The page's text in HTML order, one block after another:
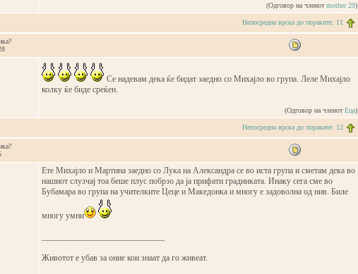
(Одговор на членотmother 29)
Непосредна врска до пораките: 11
Се надевам дека ќе бидат заедно со Михајло во група. Леле Михајло
колку ќе биде среќен.
(Одговор на членотЕца)
Непосредна врска до пораките: 12
Ете Михајло и Мартина заедно со Лука на Александра се во иста група и сметам дека во
нашиот слузчај тоа беше плус побрзо да ја прифати градинката. Инаку сега сме во
Бубамара во група на учителките Цеце и Македонка и многу е задоволна од нив. Биле
многу умни
Животот е убав за оние кои знаат да го живеат.